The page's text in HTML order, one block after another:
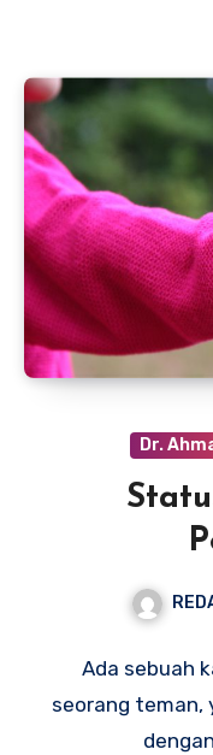
Dr.
Ada sebuah
seorang teman,